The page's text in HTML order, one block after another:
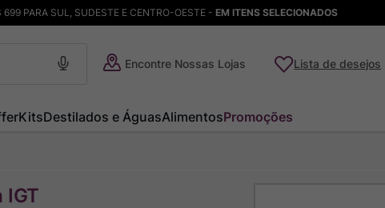
PARA SUL, SUDESTE E CENTRO-OESTE - EM ITENS SELECIONADOS
Encontre Nossas Lojas Lista de desejos
KitsDestilados e ÁguasAlimentosPromoções
IGT